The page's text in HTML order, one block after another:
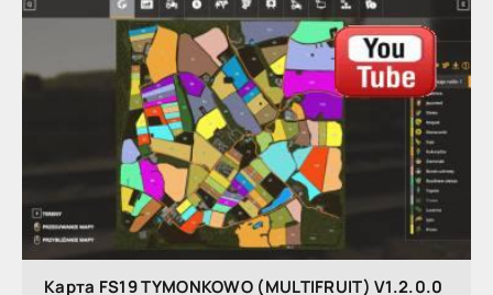
Карта FS19 TYMONKOWO (MULTIFRUIT) V1.2.0.0